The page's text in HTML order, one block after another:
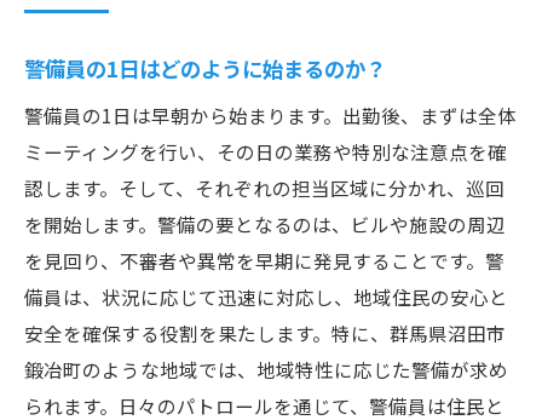
統計データから見る沼田市の治安状況
防犯カメラの設置とその効果
警備業界の最新技術導入事例
地域住民の協力がもたらす相乗効果
警備活動が観光産業に与える影響
美しい鍛冶町の安全を支える警備の現場
観光地における警備の特殊な役割
地域の風景を守るための環境警備
季節ごとの警備戦略の違い
警備員の1日はどのように始まるのか？
警備員の1日は早朝から始まります。出勤後、まずは全体
ミーティングを行い、その日の業務や特別な注意点を確
認します。そして、それぞれの担当区域に分かれ、巡回
を開始します。警備の要となるのは、ビルや施設の周辺
を見回り、不審者や異常を早期に発見することです。警
備員は、状況に応じて迅速に対応し、地域住民の安心と
安全を確保する役割を果たします。特に、群馬県沼田市
鍛冶町のような地域では、地域特性に応じた警備が求め
られます。日々のパトロールを通じて、警備員は住民と